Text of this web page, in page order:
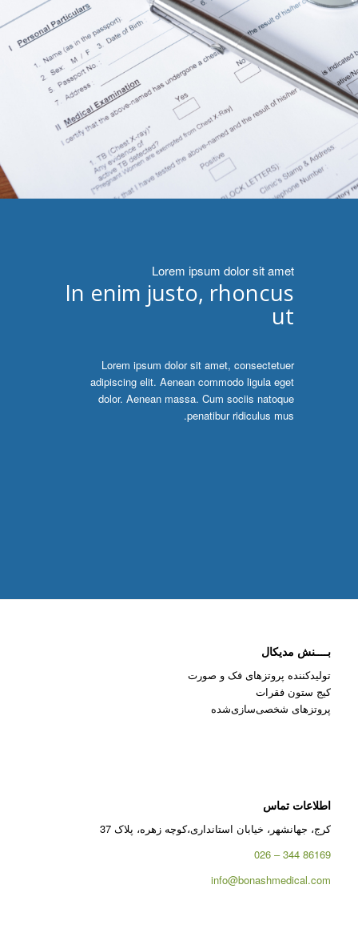
Lorem ipsum dolor sit amet
In enim justo, rhoncus
ut
Lorem ipsum dolor sit amet, consectetuer
adipiscing elit. Aenean commodo ligula eget
dolor. Aenean massa. Cum sociis natoque
penatibur ridiculus mus.
بــــنش مدیکال
تولیدکننده پروتزهای فک و صورت
کیج ستون فقرات
پروتزهای شخصی‌سازی‌شده
اطلاعات تماس
کرج، جهانشهر، خیابان استانداری،کوچه زهره، پلاک 37
86169 344 – 026
info@bonashmedical.com